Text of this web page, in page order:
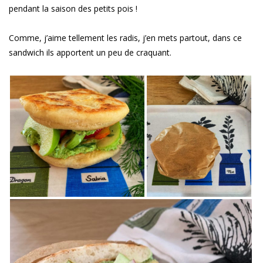
pendant la saison des petits pois !
Comme, j’aime tellement les radis, j’en mets partout, dans ce
sandwich ils apportent un peu de craquant.